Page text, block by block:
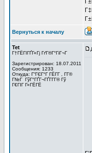
Вернуться к началу
Tet
Г†ГЁГІГҐГ«Гј ГґГ®Г°ГіГ¬Г
Зарегистрирован: 18.07.2011
Сообщения: 1233
Откуда: Г“ГЄГ°Г ГЁГ­Г , Г­Г®
Г№Г ГўГ°ГҐГ¬ГҐГ­Г­Г® Гў
Г€ГІГ Г«ГЁГЁ